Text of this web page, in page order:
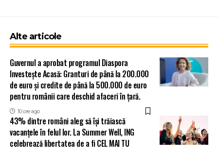
Alte articole
Guvernul a aprobat programul Diaspora
Investește Acasă: Granturi de până la 200.000
de euro și credite de până la 500.000 de euro
pentru românii care deschid afaceri în țară.
10 ore ago
43% dintre români aleg să își trăiască
vacanțele în felul lor. La Summer Well, ING
celebrează libertatea de a fi CEL MAI TU